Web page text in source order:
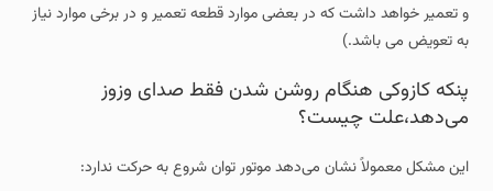
و تعمیر خواهد داشت که در بعضی موارد قطعه تعمیر و در برخی موارد نیاز
به تعویض می باشد.)
پنکه کازوکی هنگام روشن شدن فقط صدای وزوز
می‌دهد،علت چیست؟
این مشکل معمولاً نشان می‌دهد موتور توان شروع به حرکت ندارد: